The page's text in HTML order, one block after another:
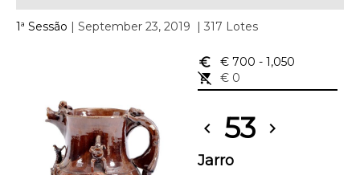
1ª Sessão | September 23, 2019 | 317 Lotes
euro_symbol € 700 - 1,050
remove_shopping_cart
€ 0
chevron_left 53 chevron_right
Jarro